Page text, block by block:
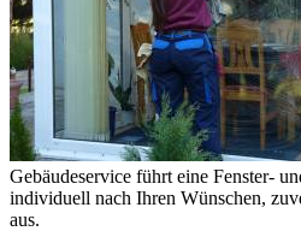
Gebäudeservice führt eine Fenster-
individuell nach Ihren Wünschen,
aus.